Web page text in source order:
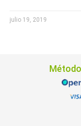
julio 19, 2019